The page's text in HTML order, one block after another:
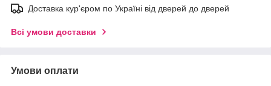
Доставка кур'єром по Україні від дверей до дверей
Всі умови доставки
Умови оплати